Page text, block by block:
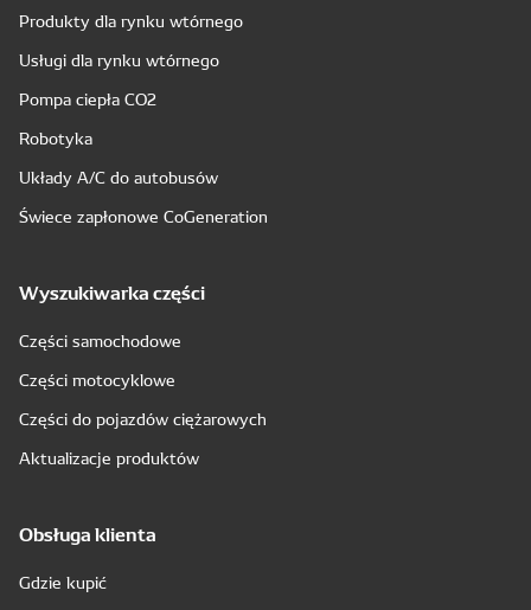
Produkty dla rynku wtórnego
Usługi dla rynku wtórnego
Pompa ciepła CO2
Robotyka
Układy A/C do autobusów
Świece zapłonowe CoGeneration
Wyszukiwarka części
Części samochodowe
Części motocyklowe
Części do pojazdów ciężarowych
Aktualizacje produktów
Obsługa klienta
Gdzie kupić